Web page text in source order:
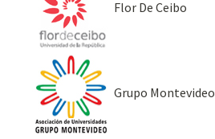
Flor De Ceibo
Grupo Montevideo